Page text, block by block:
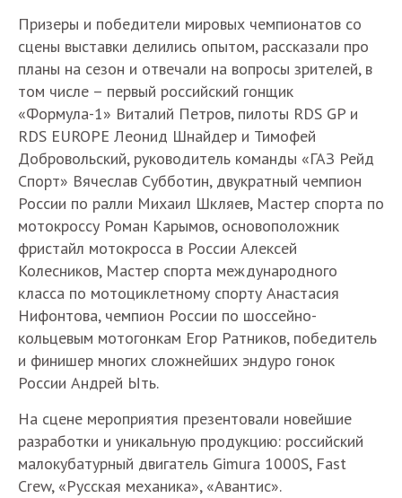
Призеры и победители мировых чемпионатов со
сцены выставки делились опытом, рассказали про
планы на сезон и отвечали на вопросы зрителей, в
том числе – первый российский гонщик
«Формула-1» Виталий Петров, пилоты RDS GP и
RDS EUROPE Леонид Шнайдер и Тимофей
Добровольский, руководитель команды «ГАЗ Рейд
Спорт» Вячеслав Субботин, двукратный чемпион
России по ралли Михаил Шкляев, Мастер спорта по
мотокроссу Роман Карымов, основоположник
фристайл мотокросса в России Алексей
Колесников, Мастер спорта международного
класса по мотоциклетному спорту Анастасия
Нифонтова, чемпион России по шоссейно-
кольцевым мотогонкам Егор Ратников, победитель
и финишер многих сложнейших эндуро гонок
России Андрей Ыть.
На сцене мероприятия презентовали новейшие
разработки и уникальную продукцию: российский
малокубатурный двигатель Gimura 1000S, Fast
Crew, «Русская механика», «Авантис».